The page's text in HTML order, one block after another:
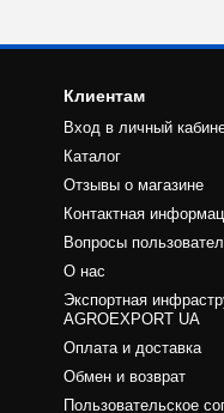
Клиентам
Вход в личный
Каталог
Отзывы о магазине
Контактная
Вопросы
О нас
Экспортная
AGROEXPORT UA
Оплата и доставка
Обмен и возврат
Пользовательское